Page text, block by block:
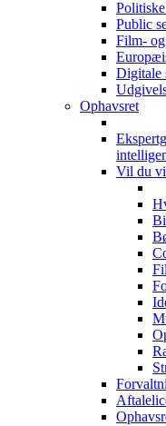
Public
Film-
Digitale
Ophavsret
Vil du